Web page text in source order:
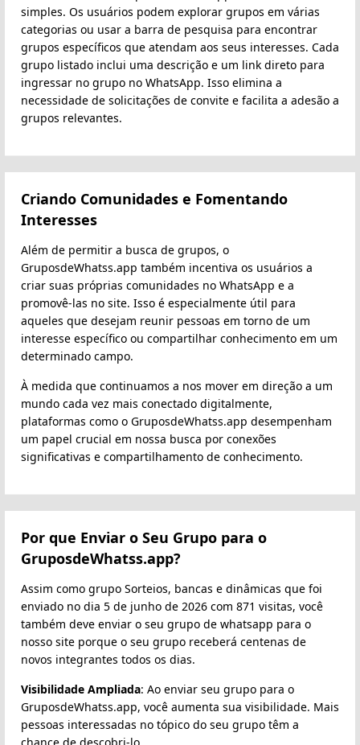
simples. Os usuários podem explorar grupos em várias
categorias ou usar a barra de pesquisa para encontrar
grupos específicos que atendam aos seus interesses. Cada
grupo listado inclui uma descrição e um link direto para
ingressar no grupo no WhatsApp. Isso elimina a
necessidade de solicitações de convite e facilita a adesão a
grupos relevantes.
Criando Comunidades e Fomentando
Interesses
Além de permitir a busca de grupos, o
GruposdeWhatss.app também incentiva os usuários a
criar suas próprias comunidades no WhatsApp e a
promovê-las no site. Isso é especialmente útil para
aqueles que desejam reunir pessoas em torno de um
interesse específico ou compartilhar conhecimento em um
determinado campo.
À medida que continuamos a nos mover em direção a um
mundo cada vez mais conectado digitalmente,
plataformas como o GruposdeWhatss.app desempenham
um papel crucial em nossa busca por conexões
significativas e compartilhamento de conhecimento.
Por que Enviar o Seu Grupo para o
GruposdeWhatss.app?
Assim como grupo Sorteios, bancas e dinâmicas que foi
enviado no dia 5 de junho de 2026 com 871 visitas, você
também deve enviar o seu grupo de whatsapp para o
nosso site porque o seu grupo receberá centenas de
novos integrantes todos os dias.
Visibilidade Ampliada: Ao enviar seu grupo para o
GruposdeWhatss.app, você aumenta sua visibilidade. Mais
pessoas interessadas no tópico do seu grupo têm a